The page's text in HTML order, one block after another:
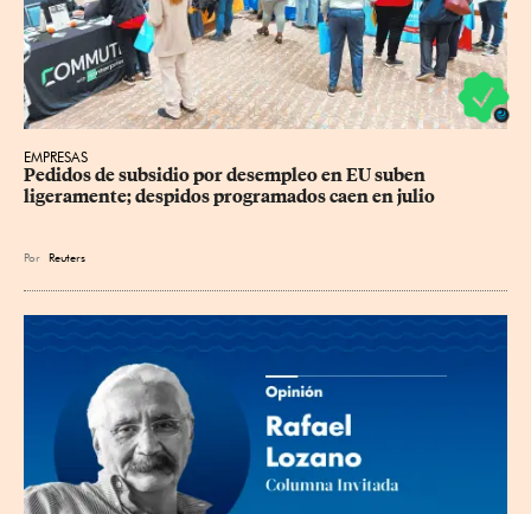
EMPRESAS
Pedidos de subsidio por desempleo en EU suben
ligeramente; despidos programados caen en julio
Por Reuters